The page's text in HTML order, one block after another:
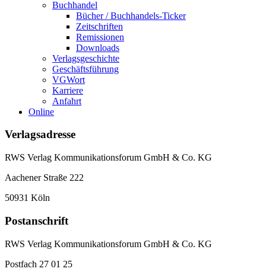
Buchhandel
Bücher / Buchhandels-Ticker
Zeitschriften
Remissionen
Downloads
Verlagsgeschichte
Geschäftsführung
VGWort
Karriere
Anfahrt
Online
Verlagsadresse
RWS Verlag Kommunikationsforum GmbH & Co. KG
Aachener Straße 222
50931 Köln
Postanschrift
RWS Verlag Kommunikationsforum GmbH & Co. KG
Postfach 27 01 25